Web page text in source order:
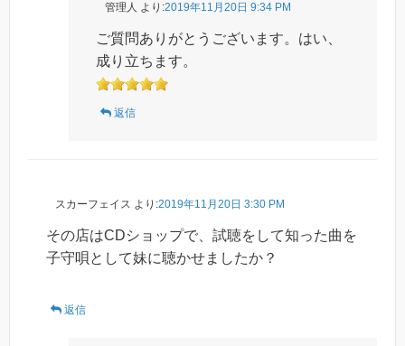
管理人 より:2019年11月20日 9:34 PM
ご質問ありがとうございます。はい、
成り立ちます。
返信
スカーフェイス より:2019年11月20日 3:30 PM
その店はCDショップで、試聴をして知った曲を
子守唄として妹に聴かせましたか？
返信